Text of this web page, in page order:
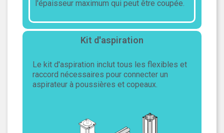
l'épaisseur maximum qui peut être coupée.
Kit d'aspiration
Le kit d'aspiration inclut tous les flexibles et
raccord nécessaires pour connecter un
aspirateur à poussières et copeaux.